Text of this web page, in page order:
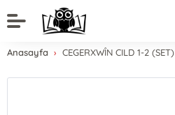
Anasayfa CEGERXWÎN CILD 1-2 (SET)